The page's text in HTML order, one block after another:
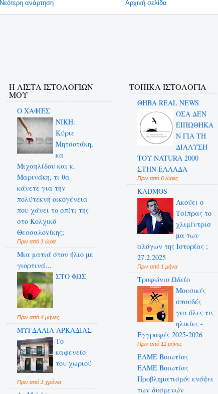
Νεότερη ανάρτηση Αρχική σελίδα
Η ΛΙΣΤΑ ΙΣΤΟΛΟΓΙΩΝ
ΜΟΥ
Ο ΧΑΦΙΕΣ
NIKH:
Κύριε
Μητσοτάκη,
κα
Μιχαηλίδου και κ.
Μαρινάκη, τι θα
κάνετε για την
πολύτεκνη οικογένεια
που χάνει το σπίτι της
στο Κολχικό
Θεσσαλονίκης;
Πριν από 1 ώρα
Μια ματιά στον ήλιο με
γιορτινά...
ΣΤΟ ΦΩΣ
Πριν από 4 μήνες
ΜΥΓΔΑΛΙΑ ΑΡΚΑΔΙΑΣ
Το
καφενείο
του χωριού
Πριν από 1 χρόνια
ΤΟΠΙΚΑ ΙΣΤΟΛΟΓΙΑ
ΘΗΒΑ REAL NEWS
ΟΣΑ ΔΕN
ΕΙΠΩΘΗΚΑ
Ν ΓΙΑ ΤΗ
ΔΙΑΛΥΣΗ
ΤΟΥ NATURA 2000
ΣΤΗΝ ΕΛΛΑΔΑ
Πριν από 6 ώρες
KADMOS
Ακούει ο
Τσίπρας το
χλιμίντρισ
μα των
αλόγων της Ιστορίας ;
27.2.2025
Πριν από 1 μήνα
Τροφώνιο Ωδείο
Mουσικές
σπουδές
για όλες τις
ηλικίες -
Εγγραφές 2025-2026
Πριν από 11 μήνες
ΕΛΜΕ Βοιωτίας
ΕΛΜΕ Βοιωτίας
Προβληματισμός ενόψει
των δυσμενών